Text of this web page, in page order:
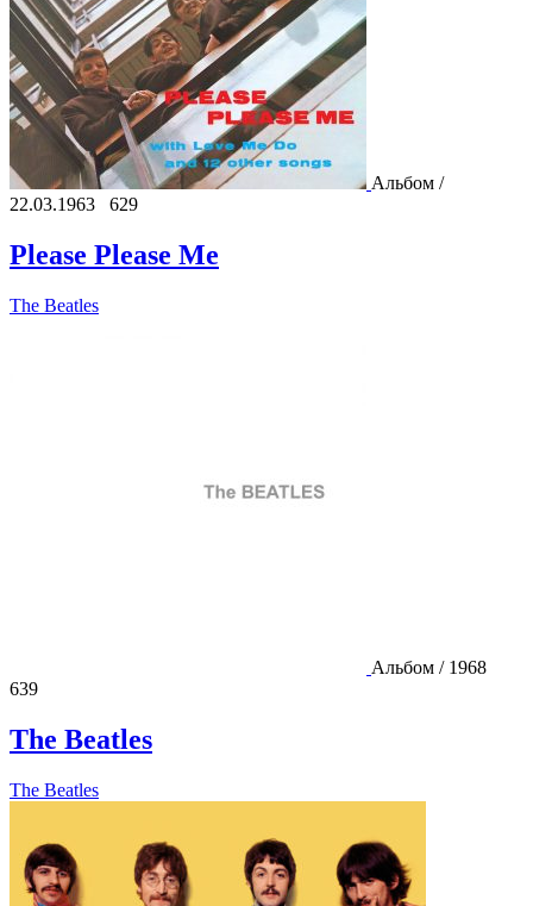
Альбом /
22.03.1963
629
Please Please Me
The Beatles
Альбом / 1968
639
The Beatles
The Beatles